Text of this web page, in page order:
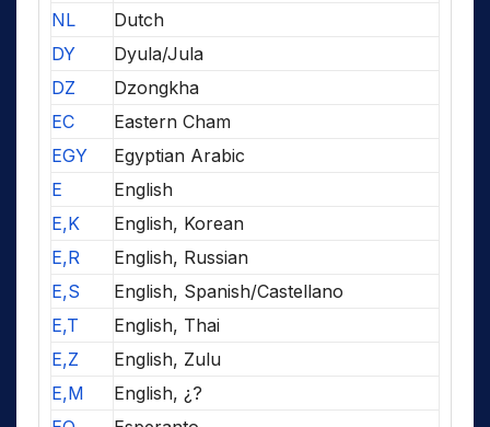
NL
Dutch
DY
Dyula/Jula
DZ
Dzongkha
EC
Eastern Cham
EGY
Egyptian Arabic
E
English
E,K
English, Korean
E,R
English, Russian
E,S
English, Spanish/Castellano
E,T
English, Thai
E,Z
English, Zulu
E,M
English, ¿?